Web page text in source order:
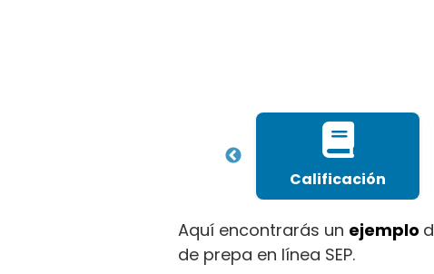
Calificación
Aquí encontrarás un ejemplo
de prepa en línea SEP.